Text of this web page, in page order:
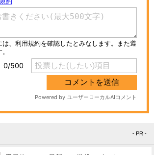
- PR -